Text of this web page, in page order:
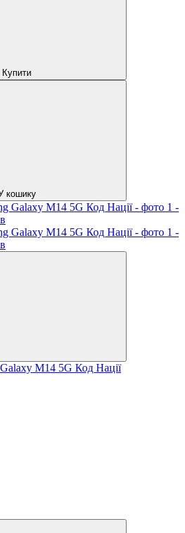
Купити
кошику
M14 5G Код Нації